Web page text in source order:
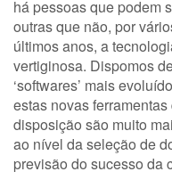
há pessoas que podem
outras que não, por
últimos anos, a
vertiginosa. Dispomos
‘softwares’ mais
estas novas
disposição são muito
ao nível da seleção de
previsão do sucesso da